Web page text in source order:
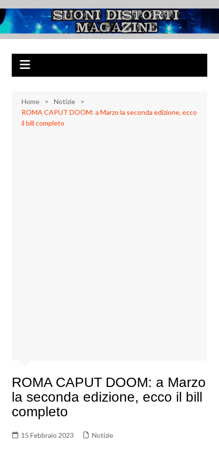
al
contenuto
Suoni Distorti
Magazine
Musica Rock, Metal, Punk e varie sonorità alternative
Home
Notizie
ROMA CAPUT DOOM: a Marzo la seconda edizione, ecco
il bill completo
ROMA CAPUT DOOM: a Marzo
la seconda edizione, ecco il bill
completo
15 Febbraio 2023 Notizie